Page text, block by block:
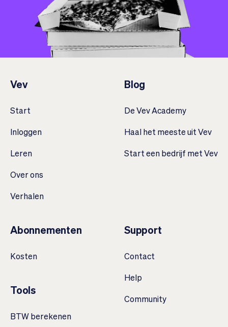
Vev
Start
Inloggen
Leren
Over ons
Verhalen
Blog
De Vev Academy
Haal het meeste uit Vev
Start een bedrijf met Vev
Abonnementen
Kosten
Tools
BTW berekenen
Support
Contact
Help
Community